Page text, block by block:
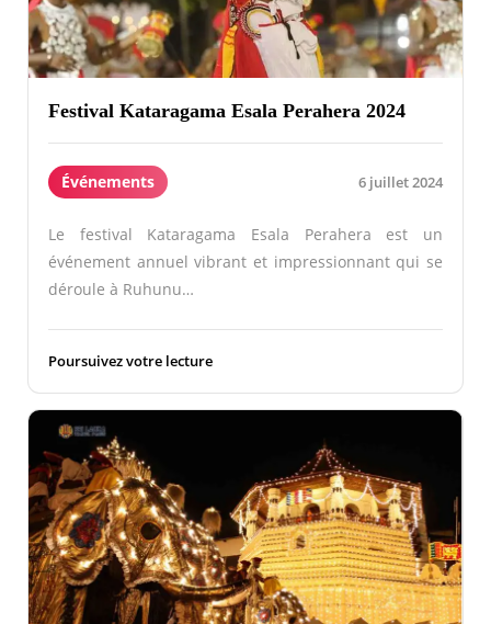
Festival Kataragama Esala Perahera 2024
Événements 6 juillet 2024
Le festival Kataragama Esala Perahera est un
événement annuel vibrant et impressionnant qui se
déroule à Ruhunu…
Poursuivez votre lecture